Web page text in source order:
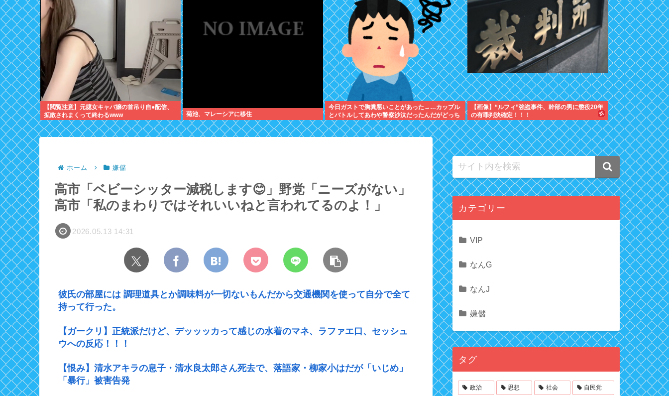
【閲覧注意】元臆女キャバ嬢の首吊り自●配信、
拡散されまくって終わるwww
菊池、マレーシアに移住
今日ガストで胸糞悪いことがあった→…カップル
とバトルしてあわや警察沙汰だったんだがどっち
が悪い？
【画像】“ルフィ”強盗事件、幹部の男に懲役20年
の有罪判決確定！！！
ホーム 嫌儲
高市「ベビーシッター減税します😊」野党「ニーズがない」
高市「私のまわりではそれいいねと言われてるのよ！」
2026.05.13 14:31
彼氏の部屋には 調理道具とか調味料が一切ないもんだから交通機関を使って自分で全て
持って行った。
【ガークリ】正統派だけど、デッッッカって感じの水着のマネ、ラファエ口、セッシュ
ウへの反応！！！
【恨み】清水アキラの息子・清水良太郎さん死去で、落語家・柳家小はだが「いじめ」
「暴行」被害告発
カテゴリー
VIP
なんG
なんJ
嫌儲
タグ
政治 思想 社会 自民党